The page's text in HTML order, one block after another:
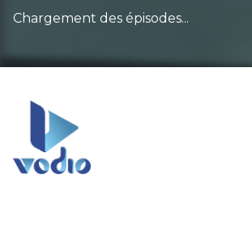
Chargement des épisodes...